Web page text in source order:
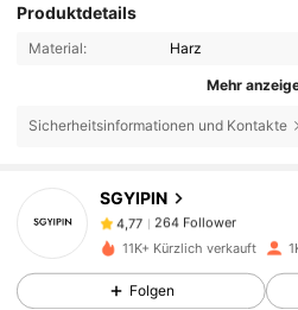
Produktdetails
Material: Harz
Mehr
Sicherheitsinformationen und Kontakte
SGYIPIN
4,77 264 Follower
4,77
11K+ Kürzlich verkauft
Folgen